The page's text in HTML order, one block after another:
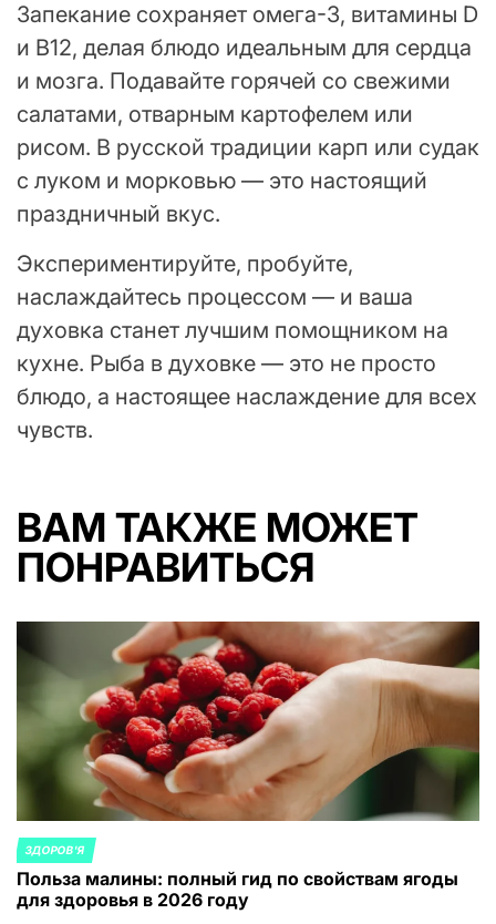
Запекание сохраняет омега-3, витамины D
и B12, делая блюдо идеальным для сердца
и мозга. Подавайте горячей со свежими
салатами, отварным картофелем или
рисом. В русской традиции карп или судак
с луком и морковью — это настоящий
праздничный вкус.
Экспериментируйте, пробуйте,
наслаждайтесь процессом — и ваша
духовка станет лучшим помощником на
кухне. Рыба в духовке — это не просто
блюдо, а настоящее наслаждение для всех
чувств.
ВАМ ТАКЖЕ МОЖЕТ
ПОНРАВИТЬСЯ
ОПУБЛИКОВАНО
В
ЗДОРОВ'Я
Польза малины: полный гид по свойствам ягоды
для здоровья в 2026 году